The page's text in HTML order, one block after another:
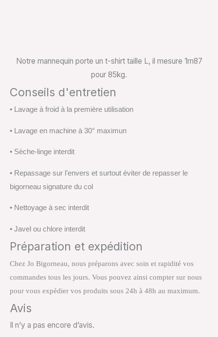
Notre mannequin porte un t-shirt taille L, il mesure 1m87
pour 85kg.
Conseils d'entretien
• Lavage à froid à la première utilisation
• Lavage en machine à 30° maximun
• Sèche-linge interdit
• Repassage sur l’envers et surtout éviter de repasser le
bigorneau signature du col
• Nettoyage à sec interdit
• Javel ou chlore interdit
Préparation et expédition
Chez Jo Bigorneau, nous préparons avec soin et rapidité vos
commandes tous les jours. Vous pouvez ainsi compter sur nous
pour vous expédier vos produits sous 24h à 48h au maximum.
Avis
Il n’y a pas encore d’avis.